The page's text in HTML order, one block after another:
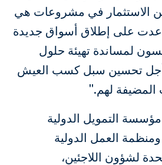
الاستثمار في مشروعات هي
على إطلاق أسواق جديدة
لمساندة تهيئة حلول
أجل تحسين سبل كسب العيش
المضيفة لهم."
التمويل الدولية
ومنظمة العمل الدولية
لشؤون اللاجئين،